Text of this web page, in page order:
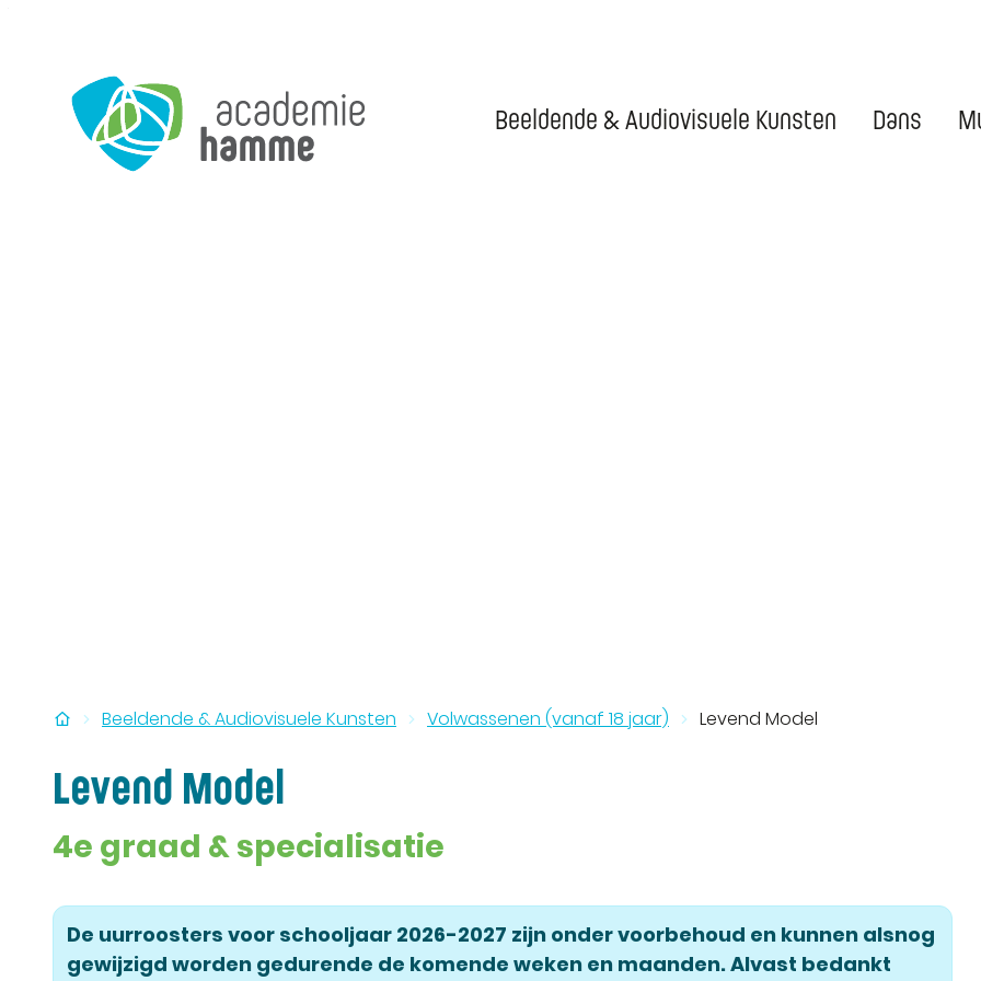
Academie Hamme
Beeldende & Audiovisuele Kunsten Dans
Startpagina
Beeldende & Audiovisuele Kunsten Volwassenen (vanaf 18 jaar) Levend Model
Levend Model
4e graad & specialisatie
De uurroosters voor schooljaar 2026-2027 zijn onder voorbehoud en kunnen alsnog
gewijzigd worden gedurende de komende weken en maanden. Alvast bedankt